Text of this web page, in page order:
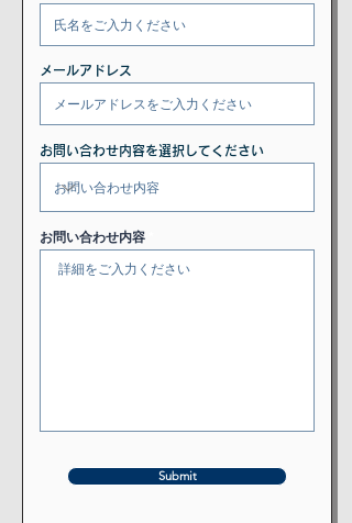
メールアドレス
お問い合わせ内容を選択してください
お問い合わせ内容
Submit